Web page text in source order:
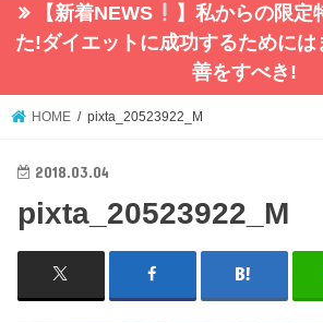
【新着NEWS
】私からの限定
た!ダイエットに成功するために
善をすべき!
HOME pixta_20523922_M
2018.03.04
pixta_20523922_M